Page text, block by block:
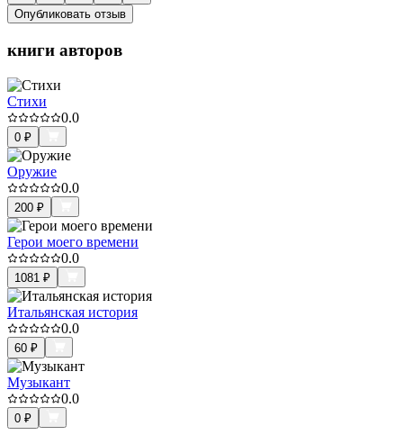
Опубликовать отзыв
книги авторов
Стихи
0.0
0 ₽
Оружие
0.0
200 ₽
Герои моего времени
0.0
1081 ₽
Итальянская история
0.0
60 ₽
Музыкант
0.0
0 ₽